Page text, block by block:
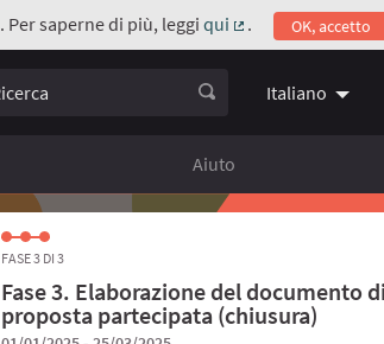
saperne di più, leggi qui
(Collegamento
. OK, accetto
Italiano
Aiuto
FASE 3 DI 3
Fase 3. Elaborazione del documento di
proposta partecipata (chiusura)